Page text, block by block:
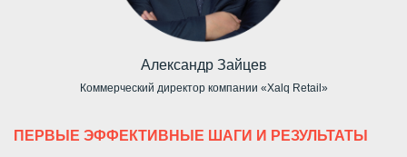
Александр Зайцев
Коммерческий директор компании «Xalq Retail»
ПЕРВЫЕ ЭФФЕКТИВНЫЕ ШАГИ И РЕЗУЛЬТАТЫ